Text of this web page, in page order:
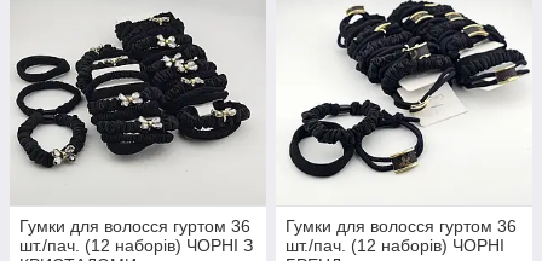
Гумки для волосся гуртом 36
шт./пач. (12 наборів) ЧОРНІ З
Гумки для волосся гуртом 36
шт./пач. (12 наборів) ЧОРНІ